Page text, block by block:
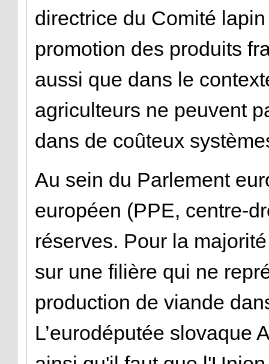
directrice du Comité
promotion des produits
aussi que dans le
agriculteurs ne peuvent
dans de coûteux
Au sein du Parlement
européen (PPE, centre-
réserves. Pour la
sur une filière qui ne
production de viande
L’eurodéputée slovaque